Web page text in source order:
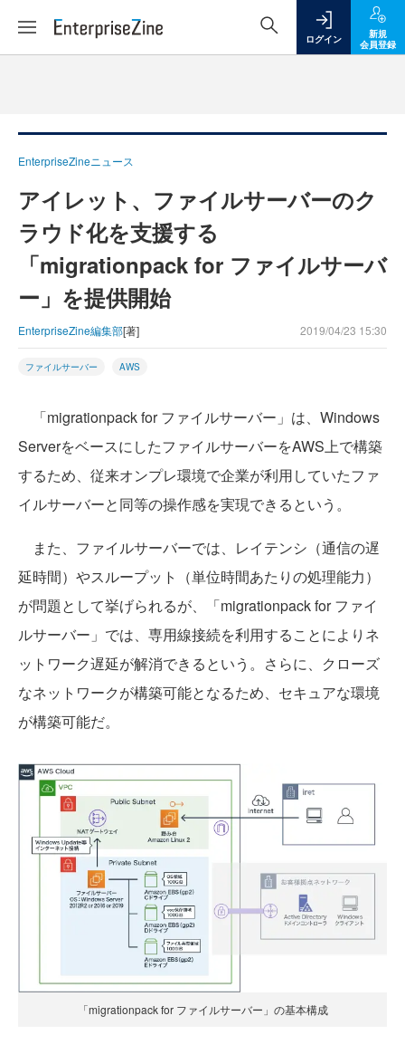
ログイン
新規
会員登録
EnterpriseZineニュース
アイレット、ファイルサーバーのク
ラウド化を支援する
「migrationpack for ファイルサーバ
ー」を提供開始
EnterpriseZine編集部[著] 2019/04/23 15:30
ファイルサーバー AWS
「migrationpack for ファイルサーバー」は、Windows
ServerをベースにしたファイルサーバーをAWS上で構築
するため、従来オンプレ環境で企業が利用していたファ
イルサーバーと同等の操作感を実現できるという。
また、ファイルサーバーでは、レイテンシ（通信の遅
延時間）やスループット（単位時間あたりの処理能力）
が問題として挙げられるが、「migrationpack for ファイ
ルサーバー」では、専用線接続を利用することによりネ
ットワーク遅延が解消できるという。さらに、クローズ
なネットワークが構築可能となるため、セキュアな環境
が構築可能だ。
「migrationpack for ファイルサーバー」の基本構成